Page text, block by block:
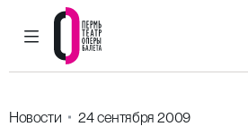
ГЛАВНОЕ МЕНЮ
Пермский театр
Новости 24 сентября 2009